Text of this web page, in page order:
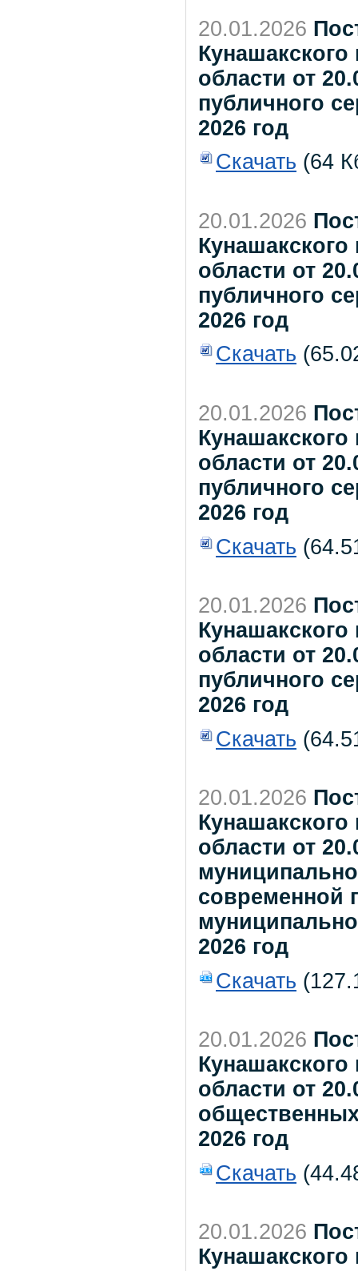
20.01.2026
области от
публичного
2026 год
Скачать (64
20.01.2026
области от
публичного
2026 год
Скачать
20.01.2026
области от
публичного
2026 год
Скачать
20.01.2026
области от
публичного
2026 год
Скачать
20.01.2026
области от
современной
2026 год
Скачать
20.01.2026
области от
2026 год
Скачать
20.01.2026